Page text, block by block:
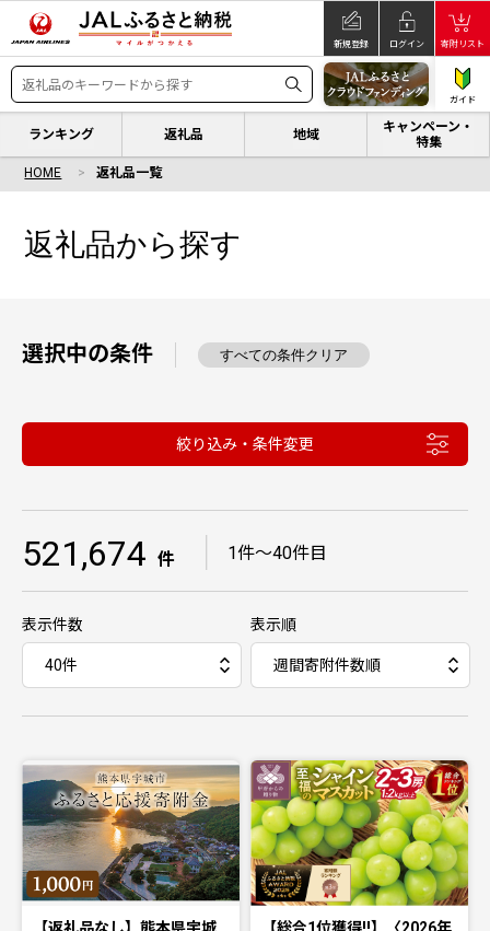
新規登録 ログイン 寄附リスト
ガイド
ランキング 返礼品 地域
キャンペーン・
特集
HOME 返礼品一覧
返礼品から探す
選択中の条件 すべての条件クリア
絞り込み・条件変更
521,674 件 1件〜40件目
表示件数 表示順
【返礼品なし】熊本県宇城
【総合1位獲得!!】〈2026年